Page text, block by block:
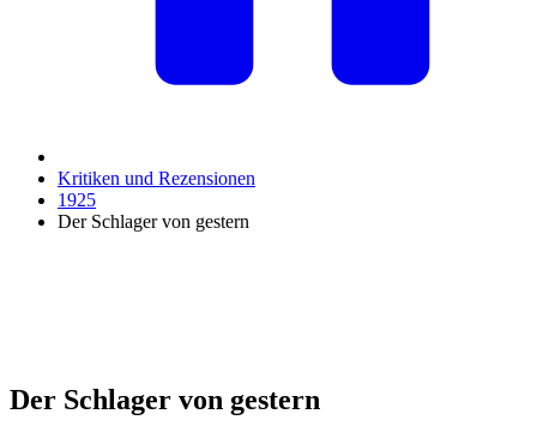
Kritiken und Rezensionen
1925
Der Schlager von gestern
Der Schlager von gestern